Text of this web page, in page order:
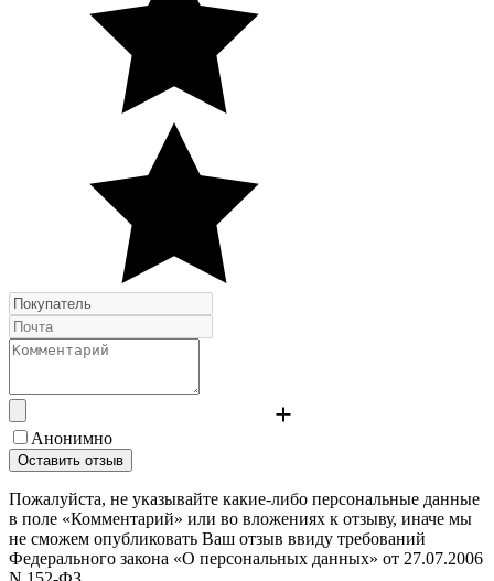
Анонимно
Оставить отзыв
Пожалуйста, не указывайте какие-либо персональные данные
в поле «Комментарий» или во вложениях к отзыву, иначе мы
не сможем опубликовать Ваш отзыв ввиду требований
Федерального закона «О персональных данных» от 27.07.2006